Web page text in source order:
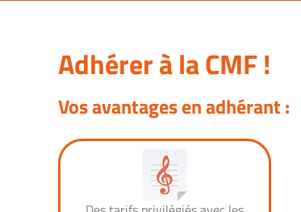
Adhérer à la CMF !
Vos avantages en adhérant :